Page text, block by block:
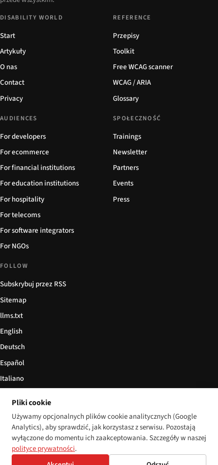
DISABILITY WORLD
Start
Artykuły
O nas
Contact
Privacy
REFERENCE
Przepisy
Toolkit
Free WCAG scanner
WCAG / ARIA
Glossary
AUDIENCES
For developers
For ecommerce
For financial institutions
For education institutions
For hospitality
For telecoms
For software integrators
For NGOs
SPOŁECZNOŚĆ
Trainings
Newsletter
Partners
Events
Press
FOLLOW
Subskrybuj przez RSS
Sitemap
llms.txt
English
Deutsch
Español
Italiano
© 2026 Disability World. Wszelkie prawa zastrzeżone. Cookie settings
Pliki cookie
Używamy opcjonalnych plików cookie analitycznych (Google
Analytics), aby sprawdzić, jak korzystasz z serwisu. Pozostają
wyłączone do momentu ich zaakceptowania. Szczegóły w naszej
polityce prywatności.